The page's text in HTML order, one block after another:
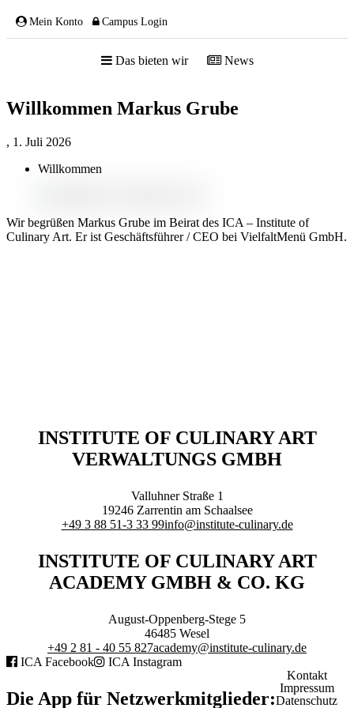
Mein Konto Campus Login
Das bieten wir News
ÜBER UNS
Gremien
Mitglieder
Partnerschaften
Eventgastronomie
Caregastronomie
Betriebsgastronomie
Marken- & Systemgastronomie
Laboratories
ACADEMY
Online-Academy
Berufsqualifikation
Willkommen Markus Grube
, 1. Juli 2026
Willkommen
Wir begrüßen Markus Grube im Beirat des ICA – Institute of
Culinary Art. Er ist Geschäftsführer / CEO bei VielfaltMenü GmbH.
INSTITUTE OF CULINARY ART
VERWALTUNGS GMBH
Valluhner Straße 1
19246 Zarrentin am Schaalsee
+49 3 88 51-3 33 99info@institute-culinary.de
INSTITUTE OF CULINARY ART
ACADEMY GMBH & CO. KG
August-Oppenberg-Stege 5
46485 Wesel
+49 2 81 - 40 55 827academy@institute-culinary.de
ICA Facebook
ICA Instagram
Die App für Netzwerkmitglieder:
Kontakt
Impressum
Datenschutz